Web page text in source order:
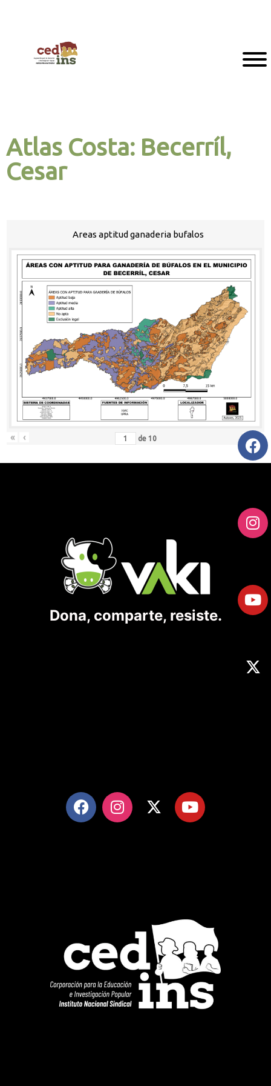
Atlas Costa: Becerríl,
Cesar
Areas aptitud ganaderia bufalos
« ‹ de 10 »
Dona, comparte, resiste.